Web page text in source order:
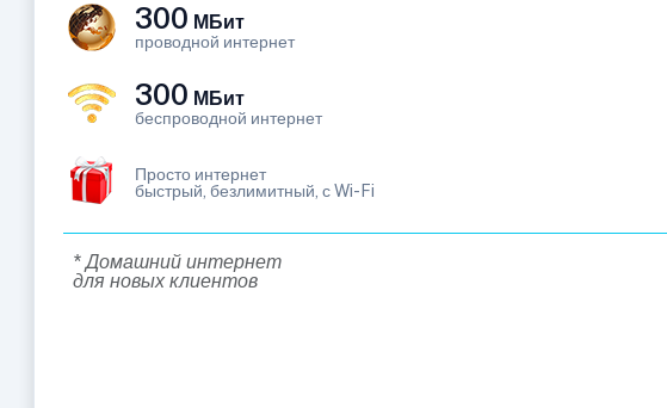
300 МБит
проводной интернет
300 МБит
беспроводной интернет
Просто интернет
быстрый, безлимитный, с Wi-Fi
* Домашний интернет
для новых клиентов